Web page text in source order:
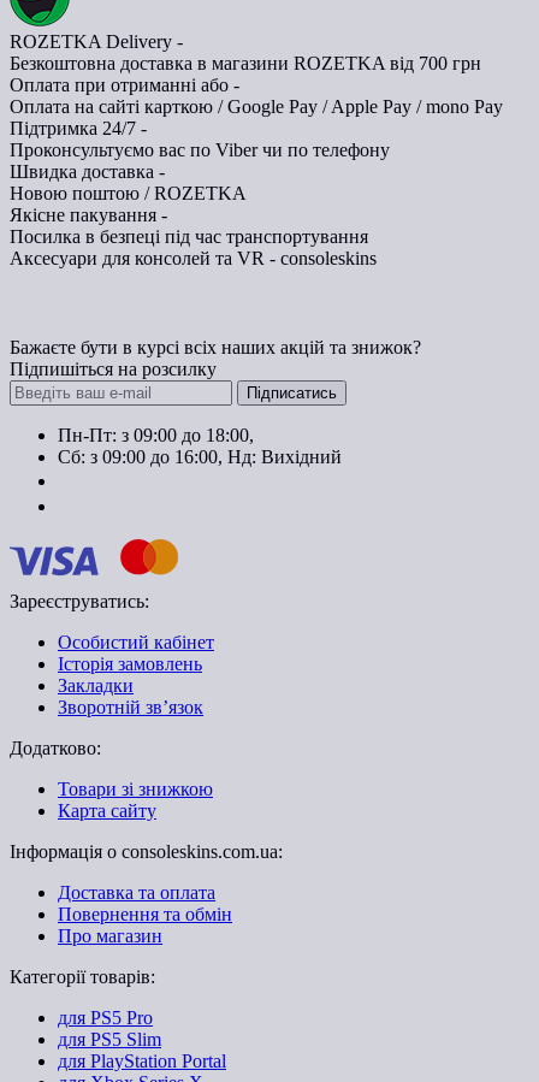
ROZETKA Delivery -
Безкоштовна доставка в магазини ROZETKA від 700 грн
Оплата при отриманні або -
Оплата на сайті карткою / Google Pay / Apple Pay / mono Pay
Підтримка 24/7 -
Проконсультуємо вас по Viber чи по телефону
Швидка доставка -
Новою поштою / ROZETKA
Якісне пакування -
Посилка в безпеці під час транспортування
Аксесуари для консолей та VR - consoleskins
Бажаєте бути в курсі всіх наших акцій та знижок?
Підпишіться на розсилку
Підписатись
Пн-Пт: з 09:00 до 18:00,
Сб: з 09:00 до 16:00, Нд: Виxідний
Зареєструватись:
Особистий кабінет
Історія замовлень
Закладки
Зворотній зв’язок
Додатково:
Товари зі знижкою
Карта сайту
Інформація о consoleskins.com.ua:
Доставка та оплата
Повернення та обмін
Про магазин
Категорії товарів:
для PS5 Pro
для PS5 Slim
для PlayStation Portal